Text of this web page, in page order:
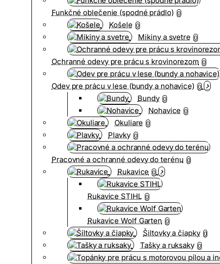
Funkčné oblečenie (spodné prádlo) 0
Košele 0
Mikiny a svetre 0
Ochranné odevy pre prácu s krovinorezom 0
Odev pre prácu v lese (bundy a nohavice) 0
Bundy 0
Nohavice 0
Okuliare 0
Plavky 0
Pracovné a ochranné odevy do terénu 0
Rukavice 0
Rukavice STIHL 0
Rukavice Wolf Garten 0
Šiltovky a čiapky 0
Tašky a ruksaky 0